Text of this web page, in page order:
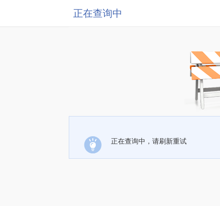
正在查询中
正在查询中，请刷新重试